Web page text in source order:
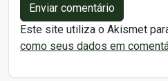
Enviar comentário
Este site utiliza o Akismet
como seus dados em